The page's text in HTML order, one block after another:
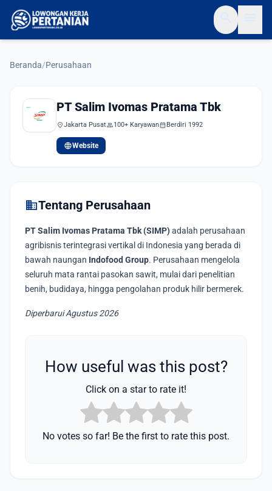
Beranda/Perusahaan
PT Salim Ivomas Pratama Tbk
location_onJakarta Pusatgroup100+ Karyawancalendar_monthBerdiri 1992
languageWebsite
domainTentang Perusahaan
PT Salim Ivomas Pratama Tbk (SIMP)adalah perusahaan
agribisnis terintegrasi vertikal di Indonesia yang berada di
bawah naungan Indofood Group. Perusahaan mengelola
seluruh mata rantai pasokan sawit, mulai dari penelitian
benih, budidaya, hingga pengolahan produk hilir bermerek.
Diperbarui Agustus 2026
How useful was this post?
Click on a star to rate it!
No votes so far! Be the first to rate this post.